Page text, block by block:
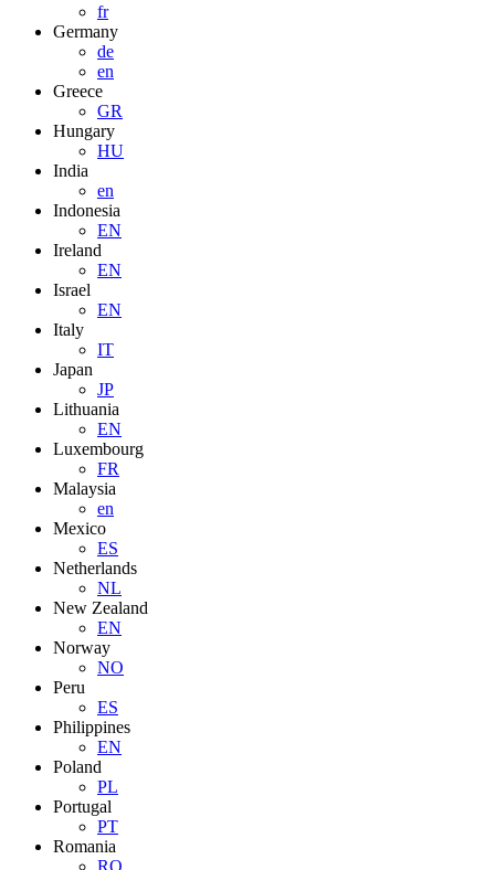
fr
Germany
de
en
Greece
GR
Hungary
HU
India
en
Indonesia
EN
Ireland
EN
Israel
EN
Italy
IT
Japan
JP
Lithuania
EN
Luxembourg
FR
Malaysia
en
Mexico
ES
Netherlands
NL
New Zealand
EN
Norway
NO
Peru
ES
Philippines
EN
Poland
PL
Portugal
PT
Romania
RO